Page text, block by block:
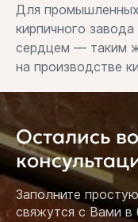
Для промышленных
кирпичного
сердцем — таким
на производстве
Остались
Заполните
свяжутся с Вами